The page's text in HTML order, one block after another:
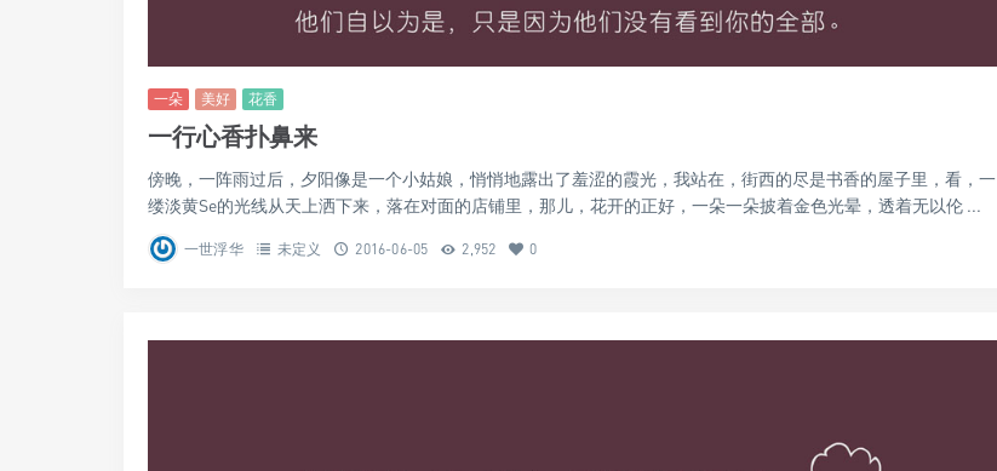
一朵 美好 花香
一行心香扑鼻来
傍晚，一阵雨过后，夕阳像是一个小姑娘，悄悄地露出了羞涩的霞光，我站在，街西的尽是书香的屋子里，看，一
缕淡黄Se的光线从天上洒下来，落在对面的店铺里，那儿，花开的正好，一朵一朵披着金色光晕，透着无以伦 ...
一世浮华 未定义 2016-06-05 2,952 0